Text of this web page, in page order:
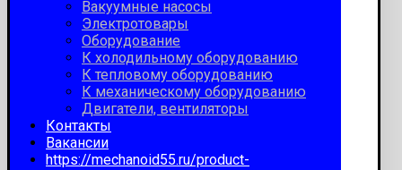
Вакуумные насосы
Электротовары
Оборудование
К холодильному оборудованию
К тепловому оборудованию
К механическому оборудованию
Двигатели, вентиляторы
Контакты
Вакансии
https://mechanoid55.ru/product-